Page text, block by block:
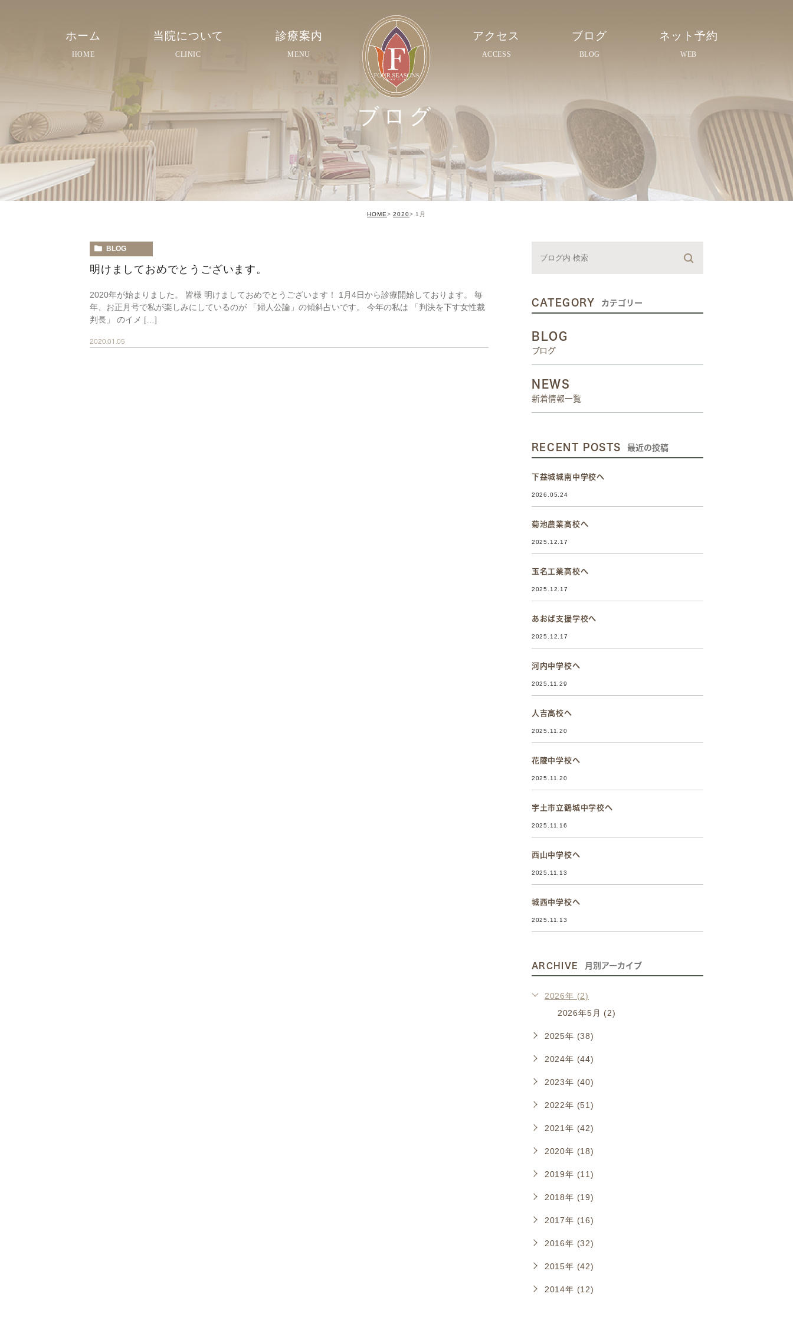
ホーム
HOME
当院について
CLINIC
院内紹介
スタッフ紹介
診療案内
MENU
アクセス
ACCESS
ブログ
BLOG
ネット予約
WEB
ブログ
HOME 2020 1月
BLOG
明けましておめでとうございます。
2020年が始まりました。 皆様 明けましておめでとうございます！ 1月4日から診療開始しております。 毎
年、お正月号で私が楽しみにしているのが 「婦人公論」の傾斜占いです。 今年の私は 「判決を下す女性裁
判長」 のイメ […]
2020.01.05
CATEGORY カテゴリー
BLOG
ブログ
NEWS
新着情報一覧
RECENT POSTS 最近の投稿
下益城城南中学校へ
2026.05.24
菊池農業高校へ
2025.12.17
玉名工業高校へ
2025.12.17
あおば支援学校へ
2025.12.17
河内中学校へ
2025.11.29
人吉高校へ
2025.11.20
花陵中学校へ
2025.11.20
宇土市立鶴城中学校へ
2025.11.16
西山中学校へ
2025.11.13
城西中学校へ
2025.11.13
ARCHIVE 月別アーカイブ
2026年 (2)
2026年5月 (2)
2025年 (38)
2024年 (44)
2023年 (40)
2022年 (51)
2021年 (42)
2020年 (18)
2019年 (11)
2018年 (19)
2017年 (16)
2016年 (32)
2015年 (42)
2014年 (12)